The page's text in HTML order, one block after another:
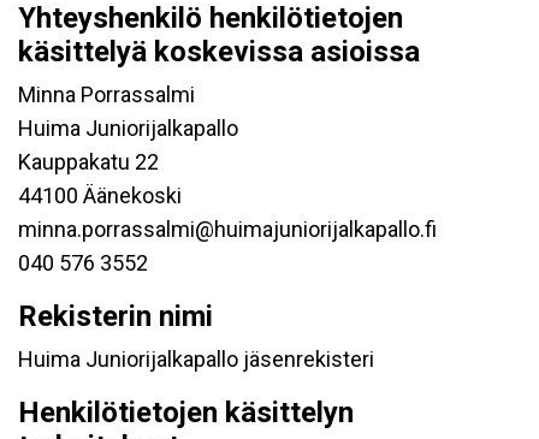
Yhteyshenkilö henkilötietojen
käsittelyä koskevissa asioissa
Minna Porrassalmi
Huima Juniorijalkapallo
Kauppakatu 22
44100 Äänekoski
minna.porrassalmi@huimajuniorijalkapallo.fi
040 576 3552
Rekisterin nimi
Huima Juniorijalkapallo jäsenrekisteri
Henkilötietojen käsittelyn